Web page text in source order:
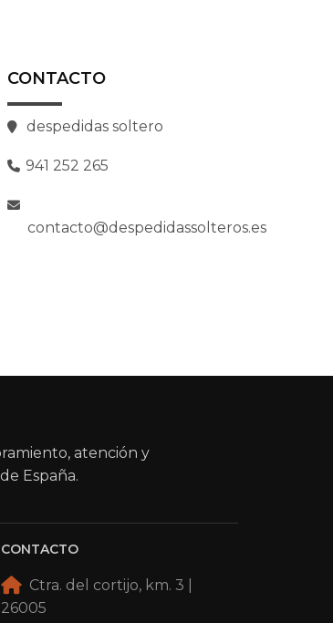
CONTACTO
despedidas soltero
941 252 265
contacto@despedidassolteros.es
atención y
España.
CONTACTO
Ctra. del cortijo, km. 3 |
26005